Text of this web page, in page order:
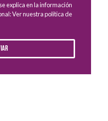
explica en la información
Ver nuestra política de